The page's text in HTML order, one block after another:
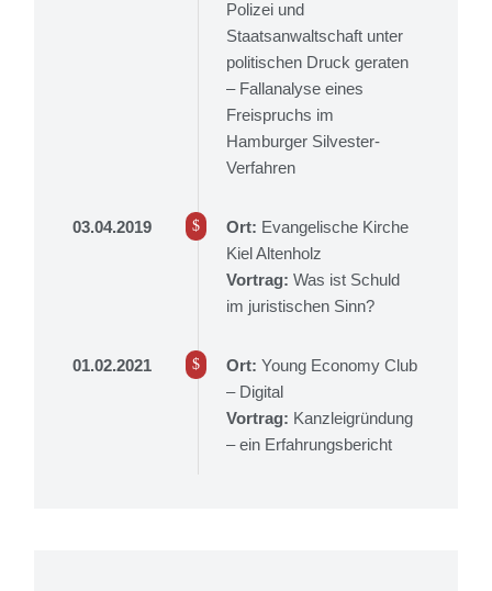
Polizei und
Staatsanwaltschaft unter
politischen Druck geraten
– Fallanalyse eines
Freispruchs im
Hamburger Silvester-
Verfahren
03.04.2019 Ort: Evangelische Kirche
Kiel Altenholz
Vortrag: Was ist Schuld
im juristischen Sinn?
01.02.2021 Ort: Young Economy Club
– Digital
Vortrag: Kanzleigründung
– ein Erfahrungsbericht